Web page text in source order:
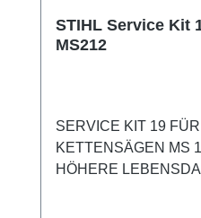
STIHL Service Kit
MS212
SERVICE KIT 19
KETTENSÄGEN MS
HÖHERE